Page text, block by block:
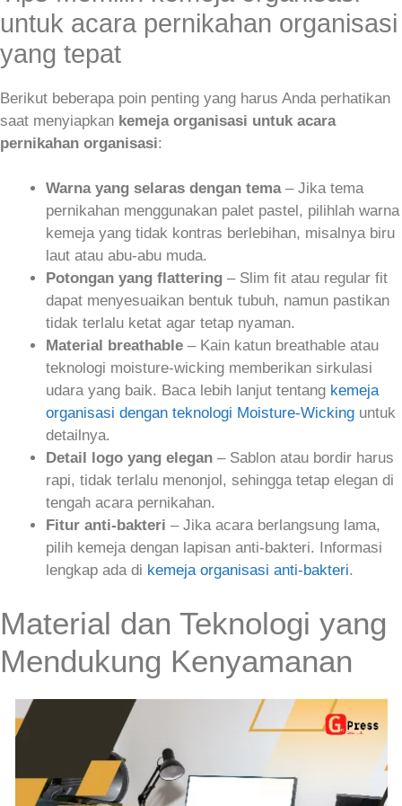
untuk acara pernikahan organisasi
yang tepat
Berikut beberapa poin penting yang harus Anda perhatikan
saat menyiapkan kemeja organisasi untuk acara
pernikahan organisasi:
Warna yang selaras dengan tema– Jika tema
pernikahan menggunakan palet pastel, pilihlah warna
kemeja yang tidak kontras berlebihan, misalnya biru
laut atau abu‑abu muda.
Potongan yang flattering – Slim fit atau regular fit
dapat menyesuaikan bentuk tubuh, namun pastikan
tidak terlalu ketat agar tetap nyaman.
Material breathable – Kain katun breathable atau
teknologi moisture-wicking memberikan sirkulasi
udara yang baik. Baca lebih lanjut tentang kemeja
organisasi dengan teknologi Moisture-Wicking untuk
detailnya.
Detail logo yang elegan – Sablon atau bordir harus
rapi, tidak terlalu menonjol, sehingga tetap elegan di
tengah acara pernikahan.
Fitur anti‑bakteri – Jika acara berlangsung lama,
pilih kemeja dengan lapisan anti‑bakteri. Informasi
lengkap ada di kemeja organisasi anti‑bakteri.
Material dan Teknologi yang
Mendukung Kenyamanan